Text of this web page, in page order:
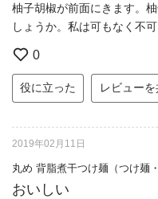
柚子胡椒が前面にきます。
しょうか。私は可もなく不可
0
役に立った レビュー
2019年02月11日
丸め 背脂煮干つけ麺（つけ麺
おいしい